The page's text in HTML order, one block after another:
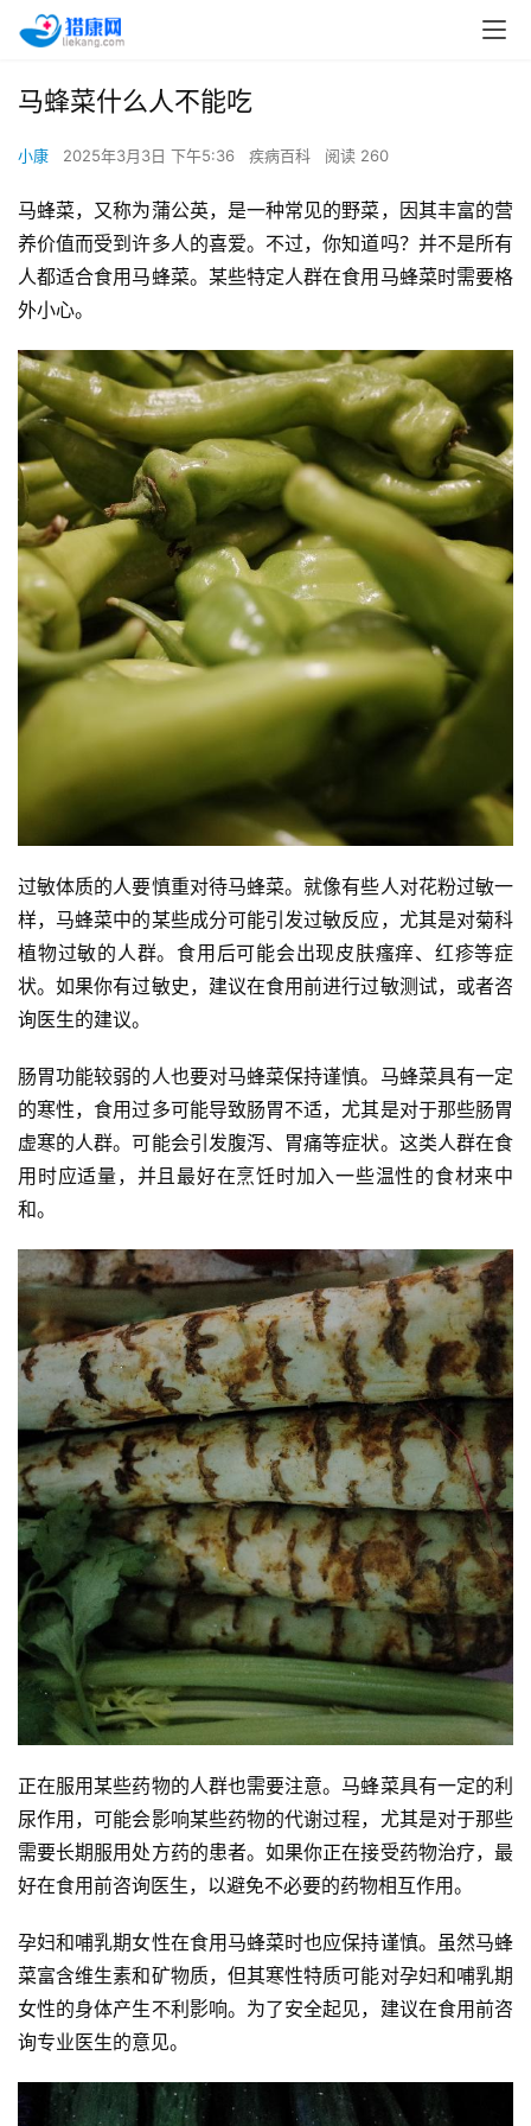
马蜂菜什么人不能吃
小康 2025年3月3日 下午5:36 疾病百科 阅读 260
马蜂菜，又称为蒲公英，是一种常见的野菜，因其丰富的营
养价值而受到许多人的喜爱。不过，你知道吗？并不是所有
人都适合食用马蜂菜。某些特定人群在食用马蜂菜时需要格
外小心。
过敏体质的人要慎重对待马蜂菜。就像有些人对花粉过敏一
样，马蜂菜中的某些成分可能引发过敏反应，尤其是对菊科
植物过敏的人群。食用后可能会出现皮肤瘙痒、红疹等症
状。如果你有过敏史，建议在食用前进行过敏测试，或者咨
询医生的建议。
肠胃功能较弱的人也要对马蜂菜保持谨慎。马蜂菜具有一定
的寒性，食用过多可能导致肠胃不适，尤其是对于那些肠胃
虚寒的人群。可能会引发腹泻、胃痛等症状。这类人群在食
用时应适量，并且最好在烹饪时加入一些温性的食材来中
和。
正在服用某些药物的人群也需要注意。马蜂菜具有一定的利
尿作用，可能会影响某些药物的代谢过程，尤其是对于那些
需要长期服用处方药的患者。如果你正在接受药物治疗，最
好在食用前咨询医生，以避免不必要的药物相互作用。
孕妇和哺乳期女性在食用马蜂菜时也应保持谨慎。虽然马蜂
菜富含维生素和矿物质，但其寒性特质可能对孕妇和哺乳期
女性的身体产生不利影响。为了安全起见，建议在食用前咨
询专业医生的意见。